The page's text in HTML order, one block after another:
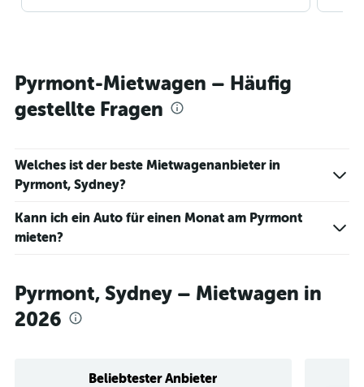
Pyrmont-Mietwagen – Häufig
gestellte Fragen
Welches ist der beste Mietwagenanbieter in
Pyrmont, Sydney?
Kann ich ein Auto für einen Monat am Pyrmont
mieten?
Pyrmont, Sydney – Mietwagen in
2026
Beliebtester Anbieter